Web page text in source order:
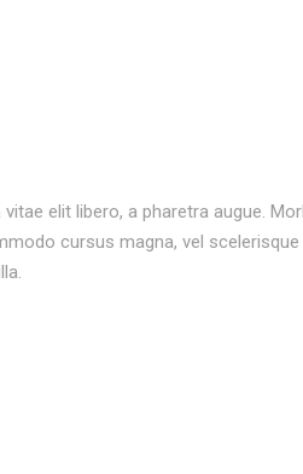
elit libero, a pharetra augue.
cursus magna, vel scelerisque